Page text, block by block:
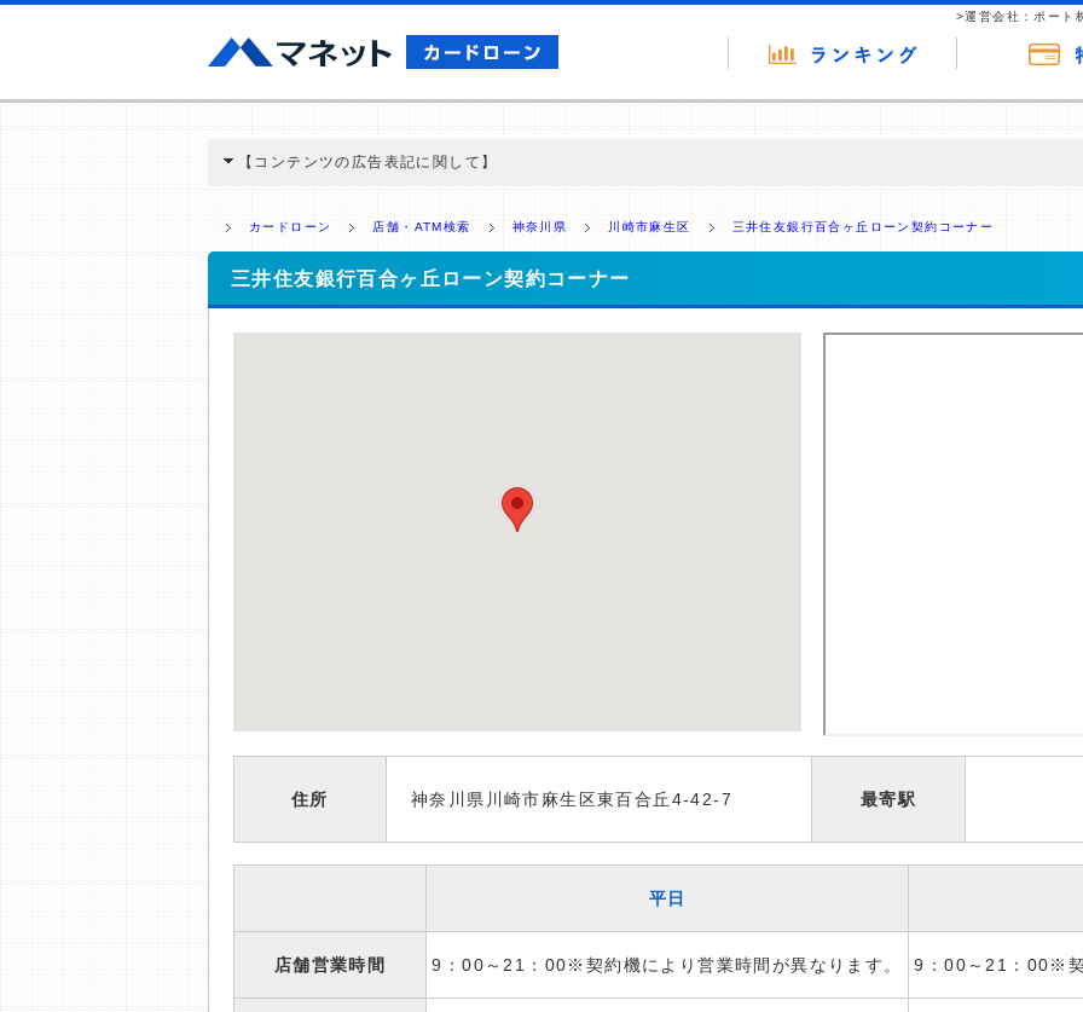
>運営会社：ポート
【コンテンツの広告表記に関して】
ミ収集などに基づき、公平性を担保した情報提供を行っています。
>提携企業一覧
カードローン 店舗・ATM検索 神奈川県 川崎市麻生区 三井住友銀行百合ヶ丘ローン契約コーナー
三井住友銀行百合ヶ丘ローン契約コーナー
住所 神奈川県川崎市麻生区東百合丘4-42-7 最寄駅
平日
店舗営業時間 9：00～21：00※契約機により営業時間が異なります。 9：00～21：00※